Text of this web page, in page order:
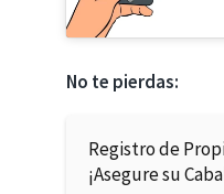
No te pierdas:
Registro de
¡Asegure su